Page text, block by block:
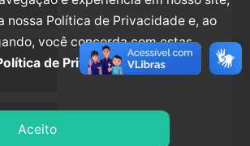
nossa Política de Privacidade e, ao
você concorda com estas
de Privacidade.
Aceito